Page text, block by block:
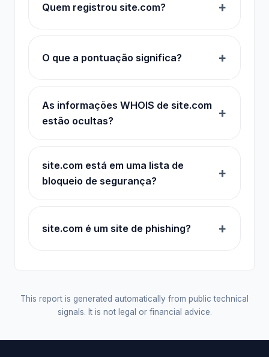
Quem registrou site.com?
O que a pontuação significa?
As informações WHOIS de site.com
estão ocultas?
site.com está em uma lista de
bloqueio de segurança?
site.com é um site de phishing?
This report is generated automatically from public technical
signals. It is not legal or financial advice.